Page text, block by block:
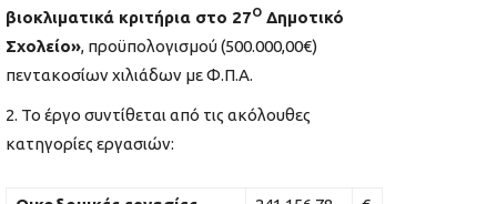
βιοκλιματικά κριτήρια στο 27Ο Δημοτικό
Σχολείο», προϋπολογισμού (500.000,00€)
πεντακοσίων χιλιάδων με Φ.Π.Α.
Το έργο συντίθεται από τις ακόλουθες
κατηγορίες εργασιών: